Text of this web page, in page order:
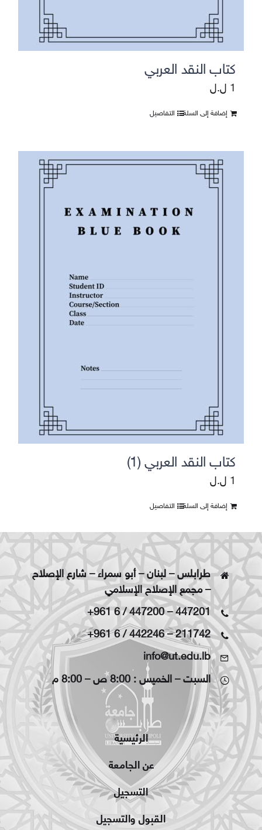
كتاب النقد العربي
1 ل.ل
إضافة إلى السلة التفاصيل
كتاب النقد العربي (1)
1 ل.ل
إضافة إلى السلة التفاصيل
طرابلس – لبنان – أبو سمراء – شارع الإصلاح
– مجمع الإصلاح الإسلامي
+961 6 / 447200–447201
+961 6 / 442246–211742
info@ut.edu.lb
السبت – الخميس : 8:00 ص – 8:00 م
الرئيسية
عن الجامعة
التسجيل
القبول والتسجيل